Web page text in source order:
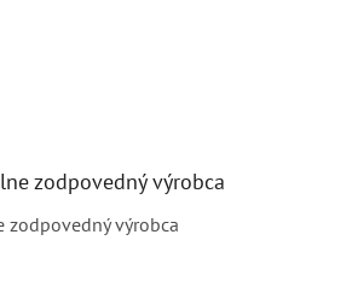
zodpovedný výrobca
zodpovedný výrobca